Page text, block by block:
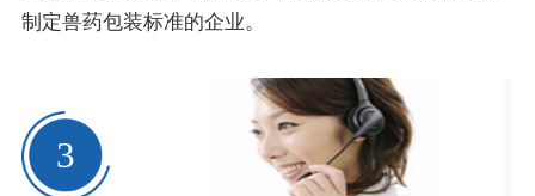
制定兽药包装标准的企业。
3